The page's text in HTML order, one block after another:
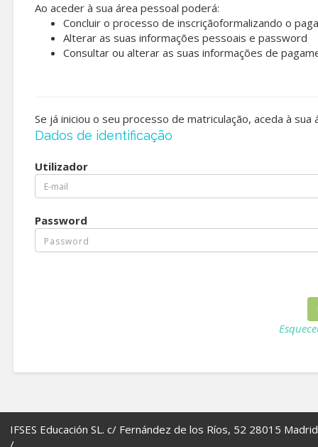
Ao aceder à sua área pessoal poderá:
Concluir o processo de inscriçãoformalizando o
Alterar as suas informações pessoais e password
Consultar ou alterar as suas informações de
Se já iniciou o seu processo de matriculação, aceda à
Dados de identificação
Utilizador
Password
IFSES Educación SL. c/ Fernández de los Ríos, 52 28015